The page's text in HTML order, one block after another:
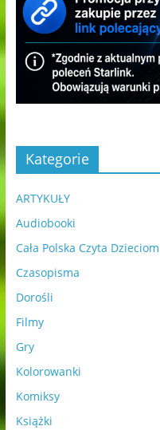
Kategorie
ARTYKUŁY
Audiobooki
Cała Polska Czyta Dzieciom
Czasopisma
Dorośli
Filmy
Gry
Kolorowanki
Komiksy
Książki